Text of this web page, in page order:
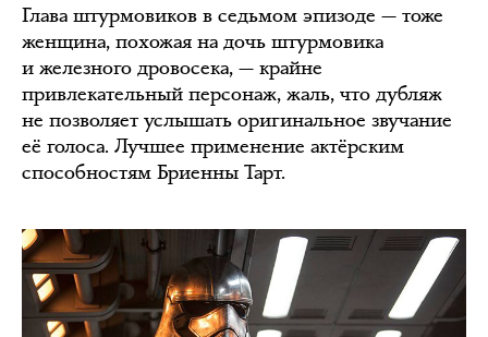
Глава штурмовиков в седьмом эпизоде — тоже
женщина, похожая на дочь штурмовика
и железного дровосека, — крайне
привлекательный персонаж, жаль, что дубляж
не позволяет услышать оригинальное звучание
её голоса. Лучшее применение актёрским
способностям Бриенны Тарт.